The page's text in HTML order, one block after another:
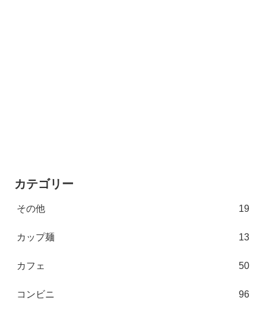
カテゴリー
その他 19
カップ麺 13
カフェ 50
コンビニ 96